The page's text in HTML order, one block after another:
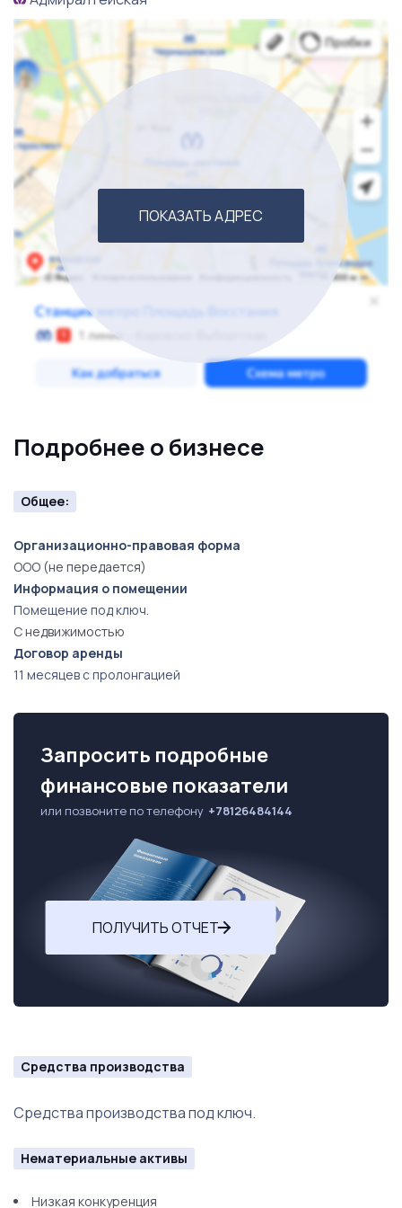
ПОКАЗАТЬ АДРЕС
Подробнее о бизнесе
Общее:
Организационно-правовая форма
ООО (не передается)
Информация о помещении
Помещение под ключ.
С недвижимостью
Договор аренды
11 месяцев с пролонгацией
Запросить подробные
финансовые показатели
или позвоните по телефону +78126484144
ПОЛУЧИТЬ ОТЧЕТ
Средства производства
Средства производства под ключ.
Нематериальные активы
Низкая конкуренция